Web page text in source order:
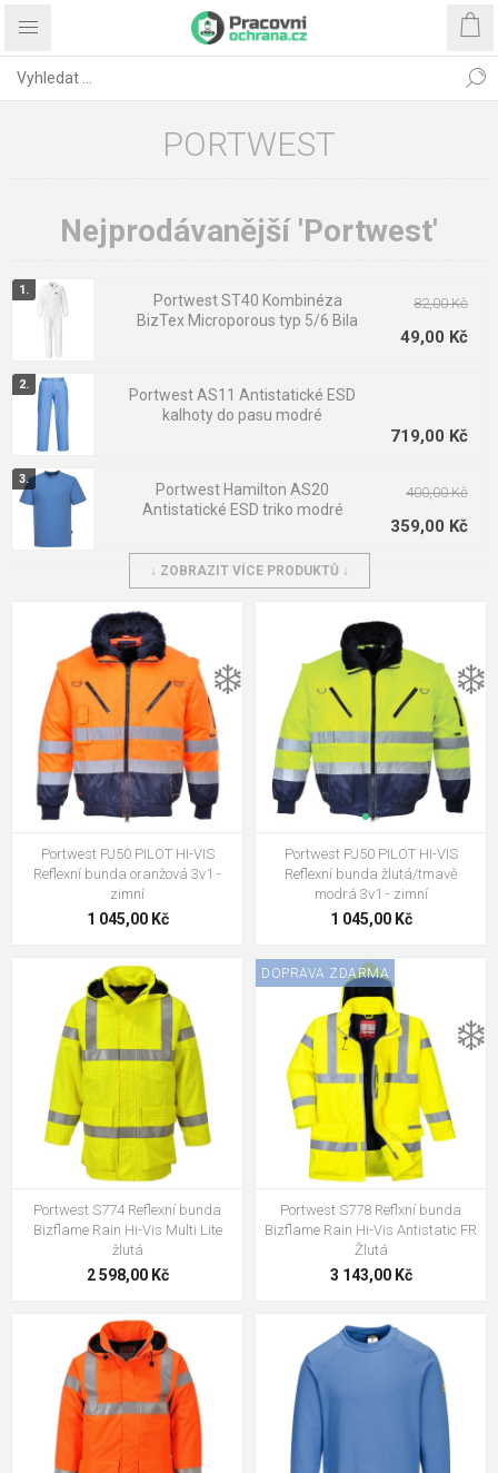
PORTWEST
Nejprodávanější 'Portwest'
Portwest ST40 Kombinéza
BizTex Microporous typ 5/6 Bila
82,00 Kč
49,00 Kč
Portwest AS11 Antistatické ESD
kalhoty do pasu modré
719,00 Kč
Portwest Hamilton AS20
Antistatické ESD triko modré
400,00 Kč
359,00 Kč
Portwest PJ50 PILOT HI-VIS
1 045,00 Kč
Portwest PJ50 PILOT HI-VIS
Reflexní bunda oranžová 3v1 -
1 045,00 Kč
Portwest S778 Reflxní bunda
Bizflame Rain Hi-Vis Antistatic
FR Žlutá
3 143,00 Kč
PORTWEST Mikina s dlouhými
rukávy Flame Resistant Anti-
1 525,00 Kč
1 380,00 Kč
PORTWEST S794 Zástěra do
pasu s kapsou černá
135,00 Kč
Portwest F300 HiVis fleece s
podšívkou ze siťoviny oranžová
915,00 Kč
↓ ZOBRAZIT VÍCE PRODUKTŮ ↓
❄️
Portwest PJ50 PILOT HI-VIS
Reflexní bunda oranžová 3v1 -
zimní
1 045,00 Kč
❄️
Portwest PJ50 PILOT HI-VIS
Reflexní bunda žlutá/tmavě
modrá 3v1 - zimní
1 045,00 Kč
Portwest S774 Reflexní bunda
Bizflame Rain Hi-Vis Multi Lite
žlutá
2 598,00 Kč
DOPRAVA ZDARMA
❄️
Portwest S778 Reflxní bunda
Bizflame Rain Hi-Vis Antistatic FR
Žlutá
3 143,00 Kč